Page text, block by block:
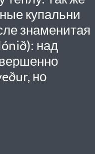
купальни
знаменитая
над
но